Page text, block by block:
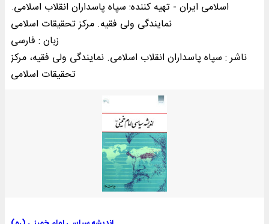
اسلامی ایران - تهيه کننده: سپاه پاسداران انقلاب اسلامی.
نمایندگی ولی فقیه. مرکز تحقیقات اسلامی
زبان : فارسی
ناشر : سپاه پاسداران انقلاب اسلامی. نمايندگی ولی فقيه، مرکز
تحقيقات اسلامی